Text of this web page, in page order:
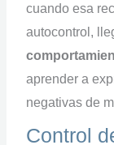
cuando esa
autocontrol,
aprender a
negativas de
Control